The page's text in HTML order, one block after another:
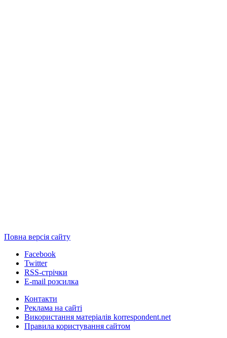
Повна версія сайту
Facebook
Twitter
RSS-стрічки
E-mail розсилка
Контакти
Реклама на сайті
Використання матеріалів korrespondent.net
Правила користування сайтом